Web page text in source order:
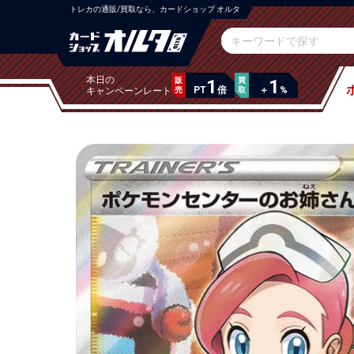
トレカの通販/買取なら、カードショップ オルタ
本日の
キャンペーンレート
販
売
PT1 倍
買
取
＋ 1 %